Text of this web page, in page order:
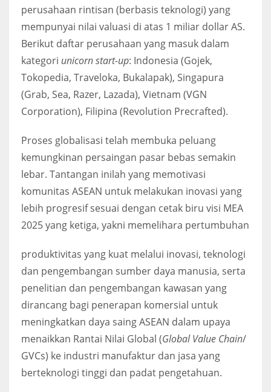
perusahaan rintisan (berbasis teknologi) yang
mempunyai nilai valuasi di atas 1 miliar dollar AS.
Berikut daftar perusahaan yang masuk dalam
kategori unicorn start-up: Indonesia (Gojek,
Tokopedia, Traveloka, Bukalapak), Singapura
(Grab, Sea, Razer, Lazada), Vietnam (VGN
Corporation), Filipina (Revolution Precrafted).
Proses globalisasi telah membuka peluang
kemungkinan persaingan pasar bebas semakin
lebar. Tantangan inilah yang memotivasi
komunitas ASEAN untuk melakukan inovasi yang
lebih progresif sesuai dengan cetak biru visi MEA
2025 yang ketiga, yakni memelihara pertumbuhan
produktivitas yang kuat melalui inovasi, teknologi
dan pengembangan sumber daya manusia, serta
penelitian dan pengembangan kawasan yang
dirancang bagi penerapan komersial untuk
meningkatkan daya saing ASEAN dalam upaya
menaikkan Rantai Nilai Global (Global Value Chain/
GVCs) ke industri manufaktur dan jasa yang
berteknologi tinggi dan padat pengetahuan.